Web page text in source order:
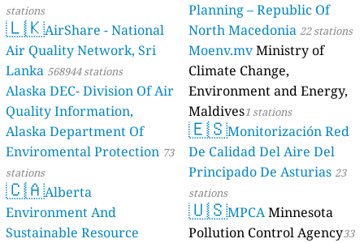
stations
🇱🇰AirShare - National
Air Quality Network, Sri
Lanka 568944 stations
Alaska DEC- Division Of Air
Quality Information,
Alaska Department Of
Enviromental Protection 73
stations
🇨🇦Alberta
Environment And
Sustainable Resource
Planning – Republic Of
North Macedonia 22 stations
Moenv.mvMinistry of
Climate Change,
Environment and Energy,
Maldives1 stations
🇪🇸Monitorización Red
De Calidad Del Aire Del
Principado De Asturias 23
stations
🇺🇸MPCAMinnesota
Pollution Control Agency33